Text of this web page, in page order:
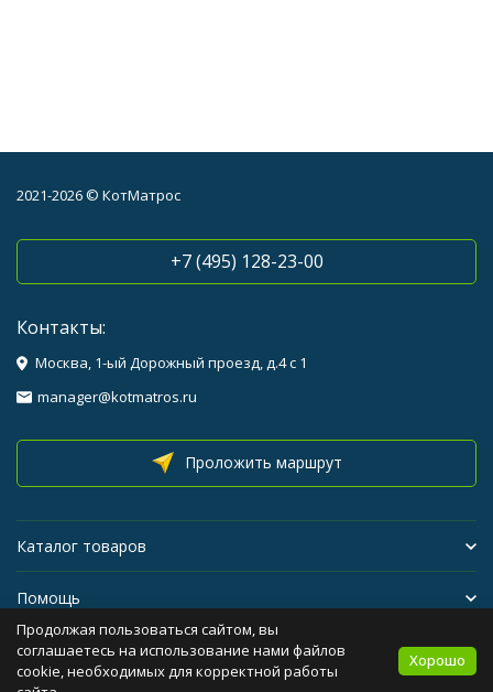
2021-2026 © КотМатрос
+7 (495) 128-23-00
Контакты:
Москва, 1-ый Дорожный проезд, д.4 с 1
manager@kotmatros.ru
Проложить маршрут
Каталог товаров
Помощь
Бренды
Продолжая пользоваться сайтом, вы
соглашаетесь на использование нами файлов
cookie, необходимых для корректной работы
Хорошо